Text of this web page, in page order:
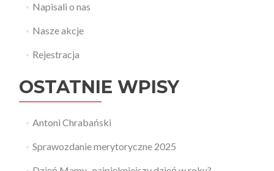
Napisali o nas
Nasze akcje
Rejestracja
OSTATNIE WPISY
Antoni Chrabański
Sprawozdanie merytoryczne 2025